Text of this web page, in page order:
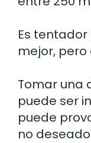
Es
mejor, pero
Tomar una
puede ser
puede
no